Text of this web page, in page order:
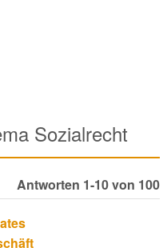
Sozialrecht
Antworten 1-10 von 100